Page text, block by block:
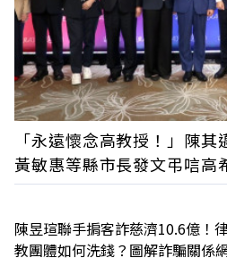
「永遠懷念高教授！」陳其
黃敏惠等縣市長發文弔唁高
陳昱瑄聯手掮客詐慈濟10.6億！
教團體如何洗錢？圖解詐騙關係